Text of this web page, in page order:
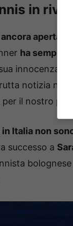
in
aperta
ha sempre
innocenza e
notizia
il nostro
Italia non
successo a